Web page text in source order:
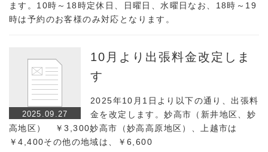
ます。10時～18時定休日、日曜日、水曜日なお、18時～19
時は予約のお客様のみ対応となります。
2025.09.27
10月より出張料金改定しま
す
2025年10月1日より以下の通り、出張料
金を改定します。妙高市（新井地区、妙
高地区） ￥3,300妙高市（妙高高原地区）、上越市は
￥4,400その他の地域は、￥6,600